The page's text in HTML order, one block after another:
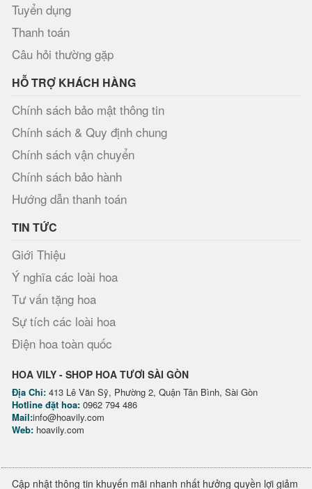
Tuyển dụng
Thanh toán
Câu hỏi thường gặp
HỖ TRỢ KHÁCH HÀNG
Chính sách bảo mật thông tin
Chính sách & Quy định chung
Chính sách vận chuyển
Chính sách bảo hành
Hướng dẫn thanh toán
TIN TỨC
Giới Thiệu
Ý nghĩa các loài hoa
Tư vấn tặng hoa
Sự tích các loài hoa
Điện hoa toàn quốc
HOA VILY - SHOP HOA TƯƠI SÀI GÒN
Địa Chỉ: 413 Lê Văn Sỹ, Phường 2, Quận Tân Bình, Sài Gòn
Hotline đặt hoa: 0962 794 486
Mail:info@hoavily.com
Web: hoavily.com
Cập nhật thông tin khuyến mãi nhanh nhất hưởng quyền lợi giảm